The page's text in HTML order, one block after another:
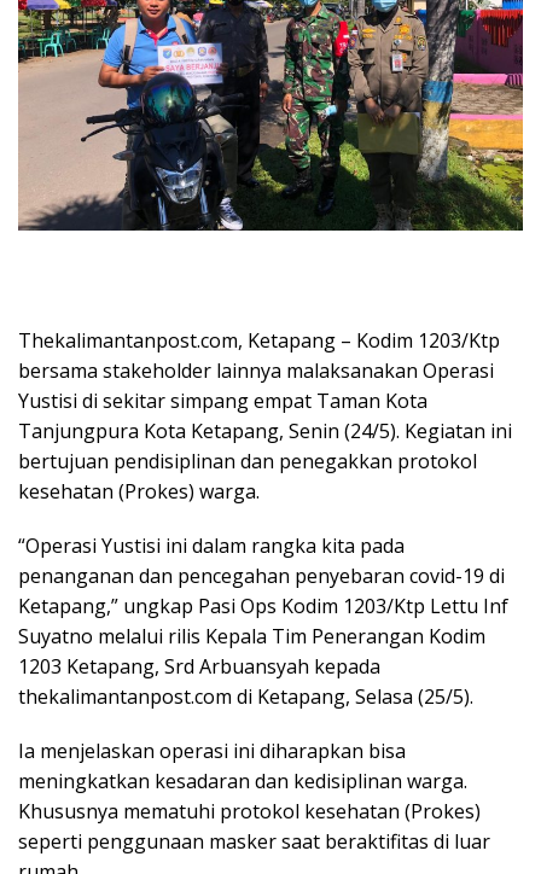
Thekalimantanpost.com, Ketapang – Kodim 1203/Ktp
bersama stakeholder lainnya malaksanakan Operasi
Yustisi di sekitar simpang empat Taman Kota
Tanjungpura Kota Ketapang, Senin (24/5). Kegiatan ini
bertujuan pendisiplinan dan penegakkan protokol
kesehatan (Prokes) warga.
“Operasi Yustisi ini dalam rangka kita pada
penanganan dan pencegahan penyebaran covid-19 di
Ketapang,” ungkap Pasi Ops Kodim 1203/Ktp Lettu Inf
Suyatno melalui rilis Kepala Tim Penerangan Kodim
1203 Ketapang, Srd Arbuansyah kepada
thekalimantanpost.com di Ketapang, Selasa (25/5).
Ia menjelaskan operasi ini diharapkan bisa
meningkatkan kesadaran dan kedisiplinan warga.
Khususnya mematuhi protokol kesehatan (Prokes)
seperti penggunaan masker saat beraktifitas di luar